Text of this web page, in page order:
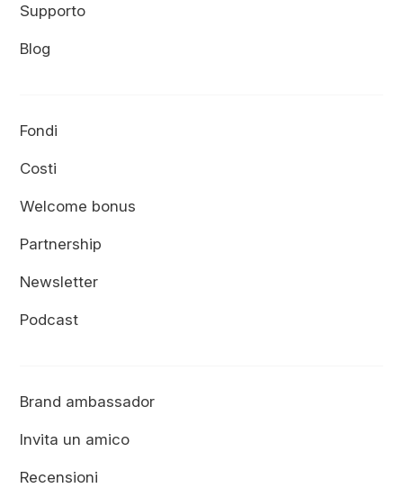
Supporto
Blog
Fondi
Costi
Welcome bonus
Partnership
Newsletter
Podcast
Brand ambassador
Invita un amico
Recensioni